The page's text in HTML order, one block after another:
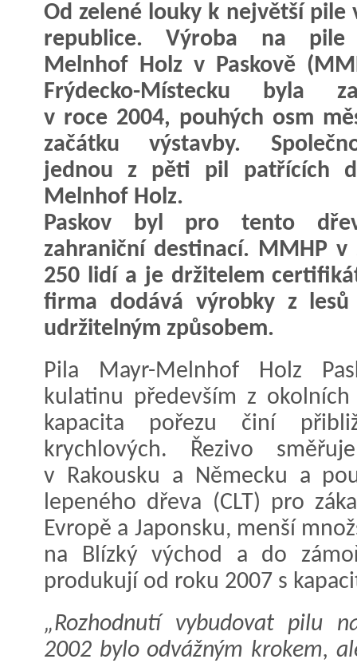
Od zelené louky k největší pile
republice. Výroba na pile
Melnhof Holz v Paskově
Frýdecko-Místecku byla
v roce 2004, pouhých osm
začátku výstavby.
jednou z pěti pil patřících
Melnhof Holz.
Paskov byl pro tento
zahraniční destinací. MMHP v
250 lidí a je držitelem
firma dodává výrobky z lesů
udržitelným způsobem.
Pila Mayr-Melnhof Holz
kulatinu především z
kapacita pořezu činí
krychlových. Řezivo
v Rakousku a Německu a
lepeného dřeva (CLT) pro
Evropě a Japonsku, menší
na Blízký východ a do
produkují od roku 2007 s
„Rozhodnutí vybudovat pilu
2002 bylo odvážným krokem,